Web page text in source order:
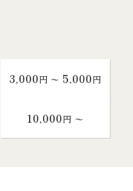
3,000円 〜 5,000円
10,000円 〜